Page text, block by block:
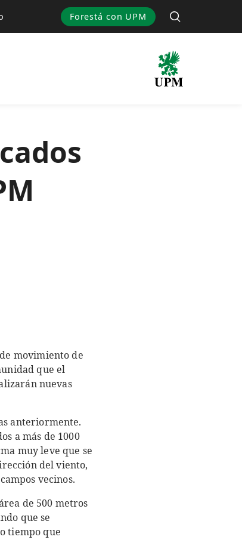
Forestá con UPM
movimiento de
que el
nuevas
anteriormente.
a más de 1000
muy leve que se
del viento,
vecinos.
de 500 metros
que se
tiempo que